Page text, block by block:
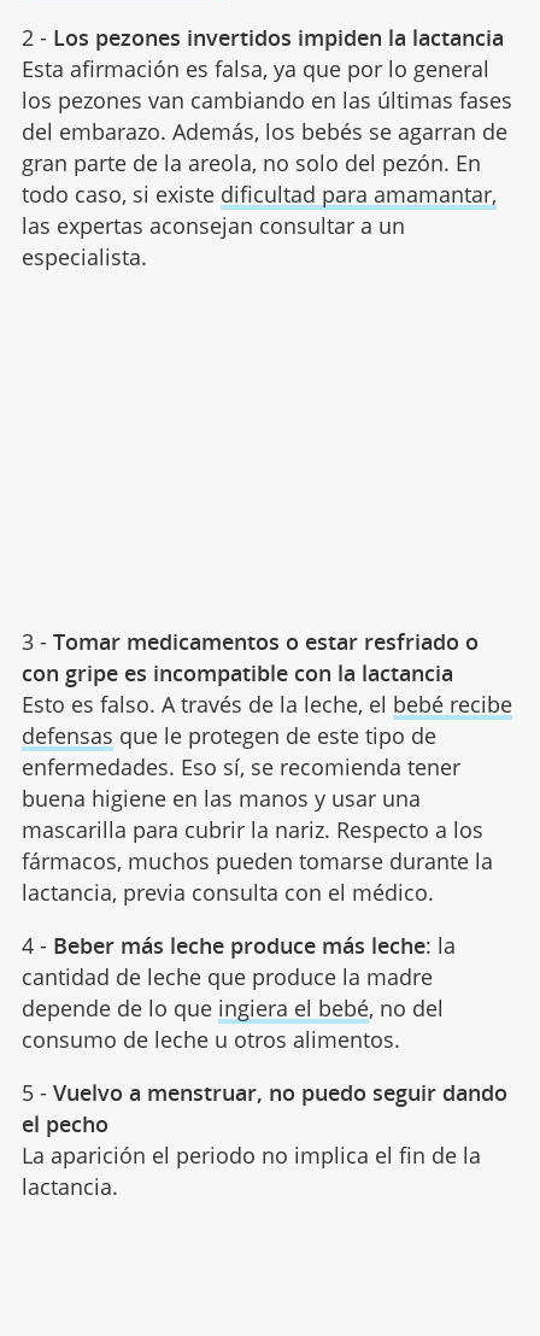
2 - Los pezones invertidos impiden la lactancia
Esta afirmación es falsa, ya que por lo general
los pezones van cambiando en las últimas fases
del embarazo. Además, los bebés se agarran de
gran parte de la areola, no solo del pezón. En
todo caso, si existe dificultad para amamantar,
las expertas aconsejan consultar a un
especialista.
3 - Tomar medicamentos o estar resfriado o
con gripe es incompatible con la lactancia
Esto es falso. A través de la leche, el bebé recibe
defensas que le protegen de este tipo de
enfermedades. Eso sí, se recomienda tener
buena higiene en las manos y usar una
mascarilla para cubrir la nariz. Respecto a los
fármacos, muchos pueden tomarse durante la
lactancia, previa consulta con el médico.
4 - Beber más leche produce más leche: la
cantidad de leche que produce la madre
depende de lo que ingiera el bebé, no del
consumo de leche u otros alimentos.
5 - Vuelvo a menstruar, no puedo seguir dando
el pecho
La aparición el periodo no implica el fin de la
lactancia.